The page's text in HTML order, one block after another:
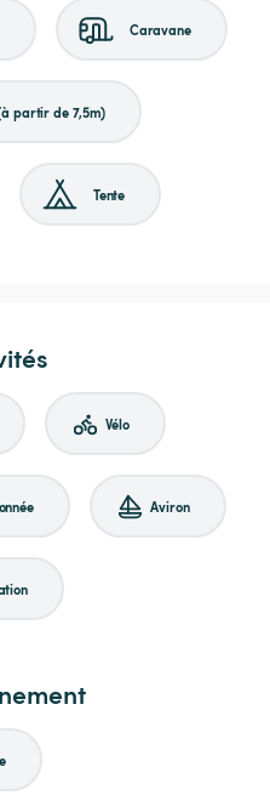
Caravane
partir de 7,5m)
Tente
Vélo
Aviron